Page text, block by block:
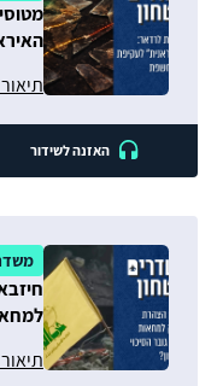
האזנה לשידור